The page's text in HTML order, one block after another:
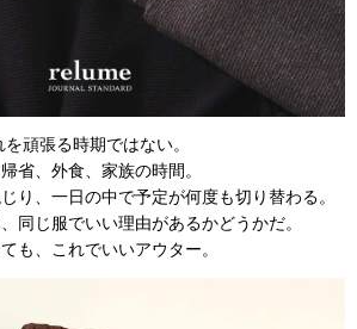
頑張る時期ではない。
省、外食、家族の時間。
り、一日の中で予定が何度も切り替わる。
同じ服でいい理由があるかどうかだ。
も、これでいいアウター。